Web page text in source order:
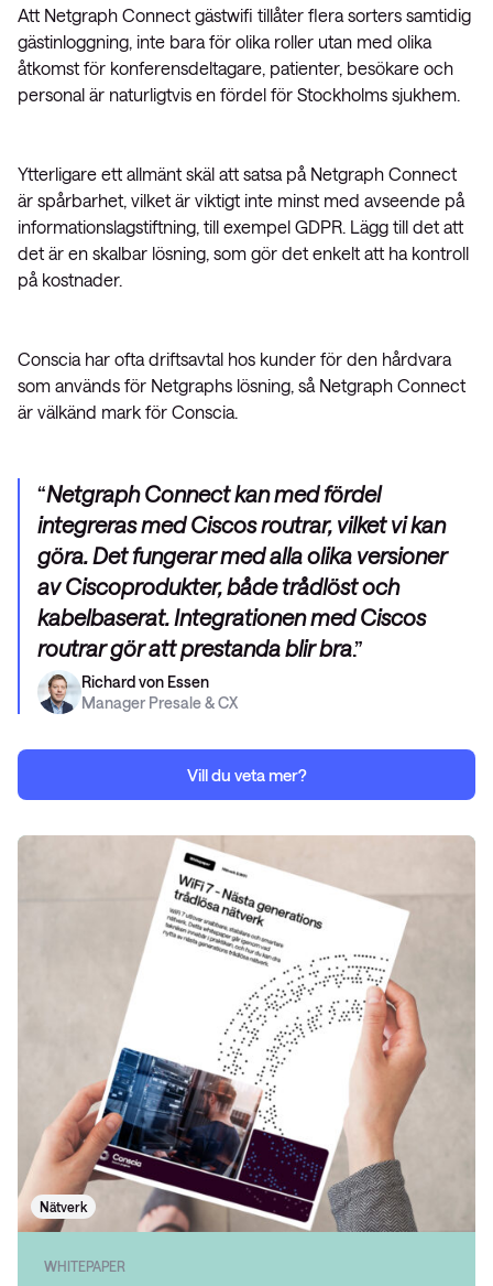
Att Netgraph Connect gästwifi tillåter flera sorters samtidig
gästinloggning, inte bara för olika roller utan med olika
åtkomst för konferensdeltagare, patienter, besökare och
personal är naturligtvis en fördel för Stockholms sjukhem.
Ytterligare ett allmänt skäl att satsa på Netgraph Connect
är spårbarhet, vilket är viktigt inte minst med avseende på
informationslagstiftning, till exempel GDPR. Lägg till det att
det är en skalbar lösning, som gör det enkelt att ha kontroll
på kostnader.
Conscia har ofta driftsavtal hos kunder för den hårdvara
som används för Netgraphs lösning, så Netgraph Connect
är välkänd mark för Conscia.
Netgraph Connect kan med fördel
integreras med Ciscos routrar, vilket vi kan
göra. Det fungerar med alla olika versioner
av Ciscoprodukter, både trådlöst och
kabelbaserat. Integrationen med Ciscos
routrar gör att prestanda blir bra
Richard von Essen
Manager Presale & CX
Vill du veta mer?
Nätverk
WHITEPAPER